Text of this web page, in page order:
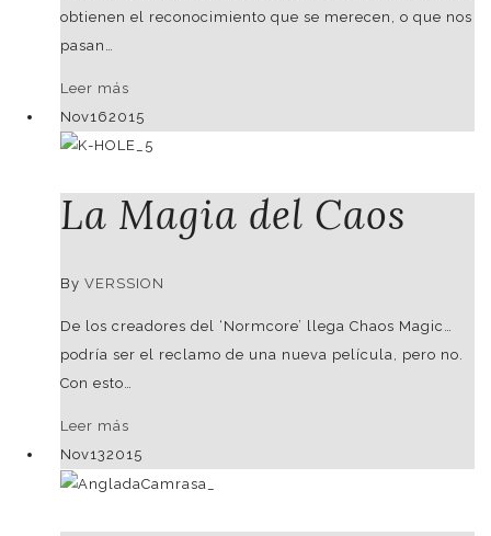
obtienen el reconocimiento que se merecen, o que nos
pasan…
Leer más
Nov162015
La Magia del Caos
By VERSSION
De los creadores del ‘Normcore’ llega Chaos Magic…
podría ser el reclamo de una nueva película, pero no.
Con esto…
Leer más
Nov132015